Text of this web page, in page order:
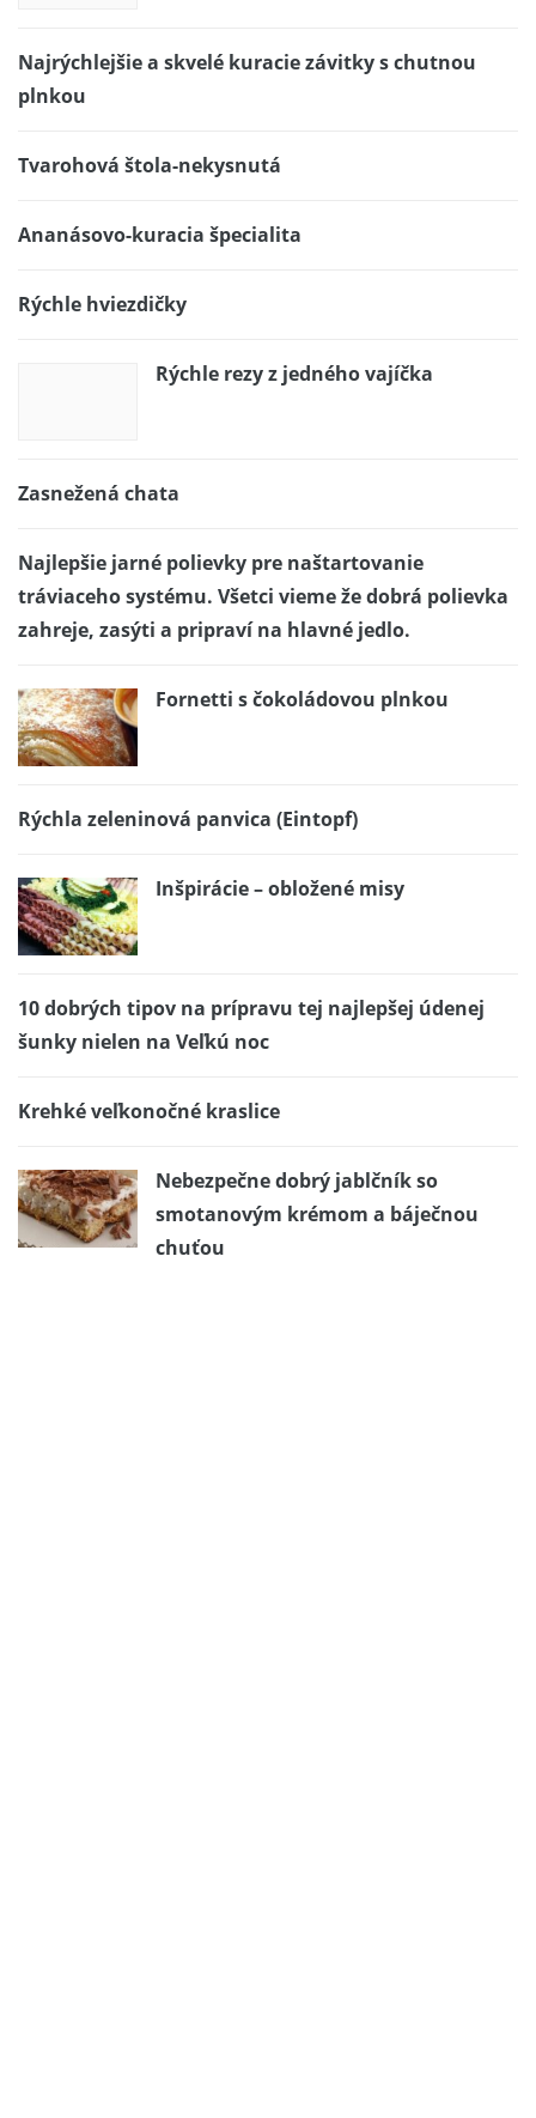
Najrýchlejšie a skvelé kuracie závitky s chutnou
plnkou
Tvarohová štola-nekysnutá
Ananásovo-kuracia špecialita
Rýchle hviezdičky
Rýchle rezy z jedného vajíčka
Zasnežená chata
Najlepšie jarné polievky pre naštartovanie
tráviaceho systému. Všetci vieme že dobrá polievka
zahreje, zasýti a pripraví na hlavné jedlo.
Fornetti s čokoládovou plnkou
Rýchla zeleninová panvica (Eintopf)
Inšpirácie – obložené misy
10 dobrých tipov na prípravu tej najlepšej údenej
šunky nielen na Veľkú noc
Krehké veľkonočné kraslice
Nebezpečne dobrý jablčník so
smotanovým krémom a báječnou
chuťou